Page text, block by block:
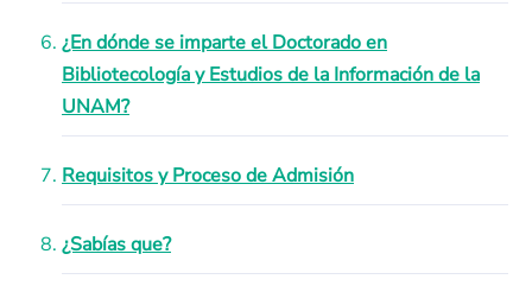
¿En dónde se imparte el Doctorado en
Bibliotecología y Estudios de la Información de la
UNAM?
Requisitos y Proceso de Admisión
¿Sabías que?